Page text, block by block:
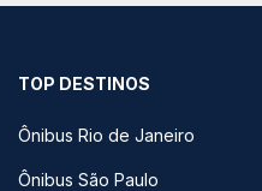
TOP DESTINOS
Ônibus Rio de Janeiro
Ônibus São Paulo